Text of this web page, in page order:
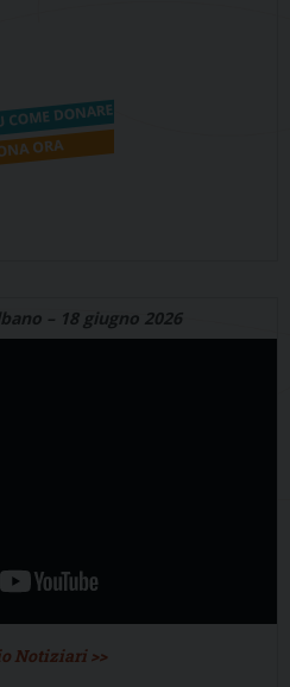
– 18 giugno 2026
Notiziari >>